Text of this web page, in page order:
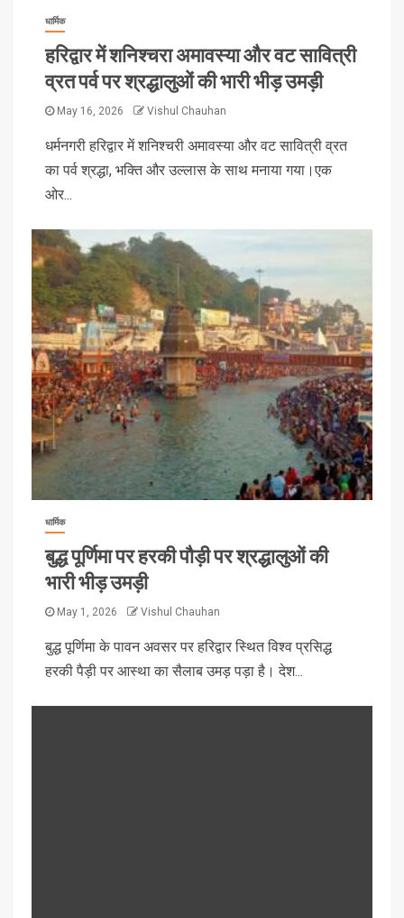
धार्मिक
हरिद्वार में शनिश्चरा अमावस्या और वट सावित्री
व्रत पर्व पर श्रद्धालुओं की भारी भीड़ उमड़ी
May 16, 2026 Vishul Chauhan
धर्मनगरी हरिद्वार में शनिश्चरी अमावस्या और वट सावित्री व्रत
का पर्व श्रद्धा, भक्ति और उल्लास के साथ मनाया गया।एक
ओर...
धार्मिक
बुद्ध पूर्णिमा पर हरकी पौड़ी पर श्रद्धालुओं की
भारी भीड़ उमड़ी
May 1, 2026 Vishul Chauhan
बुद्ध पूर्णिमा के पावन अवसर पर हरिद्वार स्थित विश्व प्रसिद्ध
हरकी पैड़ी पर आस्था का सैलाब उमड़ पड़ा है। देश...